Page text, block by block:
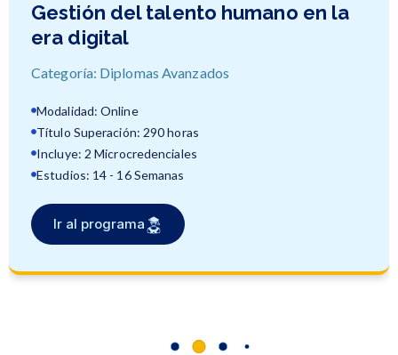
Dirección empresarial con énfasis
en liderazgo y gestión de equipo
Categoría: Diplomas Avanzados
Modalidad: Online
Título Superación: 290 horas
Incluye: 2 Microcredenciales
Estudios: 14 - 16 Semanas
Ir al programa